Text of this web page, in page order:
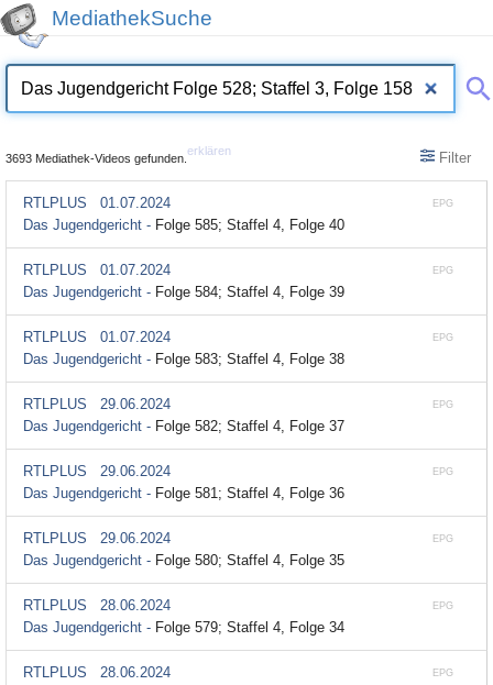
MediathekSuche
3693 Mediathek-Videos gefunden.
erklären Filter
EPG
RTLPLUS
01.07.2024
Das Jugendgericht - Folge 585; Staffel 4, Folge 40
EPG
RTLPLUS
01.07.2024
Das Jugendgericht - Folge 584; Staffel 4, Folge 39
EPG
RTLPLUS
01.07.2024
Das Jugendgericht - Folge 583; Staffel 4, Folge 38
EPG
RTLPLUS
29.06.2024
Das Jugendgericht - Folge 582; Staffel 4, Folge 37
EPG
RTLPLUS
29.06.2024
Das Jugendgericht - Folge 581; Staffel 4, Folge 36
EPG
RTLPLUS
29.06.2024
Das Jugendgericht - Folge 580; Staffel 4, Folge 35
EPG
RTLPLUS
28.06.2024
Das Jugendgericht - Folge 579; Staffel 4, Folge 34
EPG
RTLPLUS
28.06.2024